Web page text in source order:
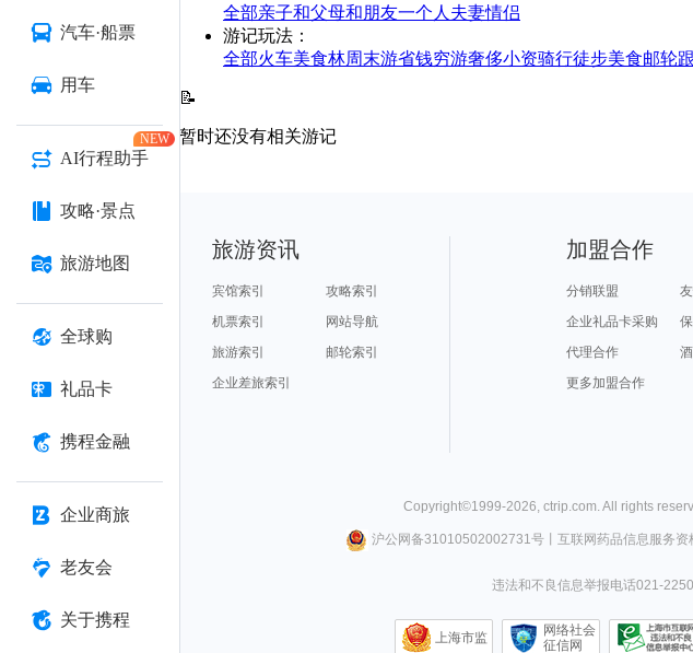
汽车·船票
用车
AI行程助手
NEW
攻略·景点
旅游地图
全球购
礼品卡
携程金融
企业商旅
老友会
关于携程
全部亲子和父母和朋友一个人 夫妻情侣
游记玩法 ：
全部火车美食林周末游省钱穷游奢侈小资骑行徒步美食邮轮
📝
暂时还没有相关游记
旅游资讯
宾馆索引
攻略索引
机票索引
网站导航
旅游索引
邮轮索引
企业差旅索引
加盟合作
分销联盟
企业礼品卡采购
代理合作
更多加盟合作
Copyright©1999-2026, ctrip.com. All rights
沪公网备31010502002731号丨 互联网药品信息服务资
违法和不良信息举报电话021-
上海市监
网络社会
征信网